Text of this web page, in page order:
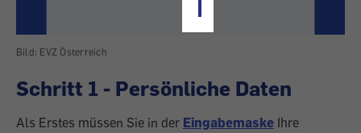
Bild: EVZ Österreich
Schritt 1 - Persönliche Daten
Als Erstes müssen Sie in der Eingabemaske Ihre